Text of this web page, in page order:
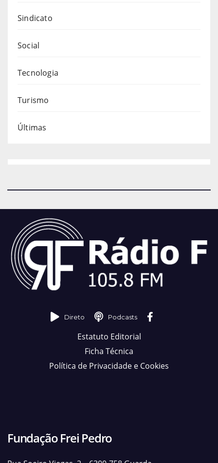
Sindicato
Social
Tecnologia
Turismo
Últimas
Direto Podcasts
Estatuto Editorial
Ficha Técnica
Política de Privacidade e Cookies
Fundação Frei Pedro